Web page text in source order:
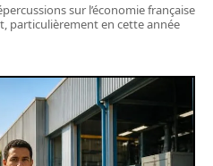
sur l’économie française
particulièrement en cette année